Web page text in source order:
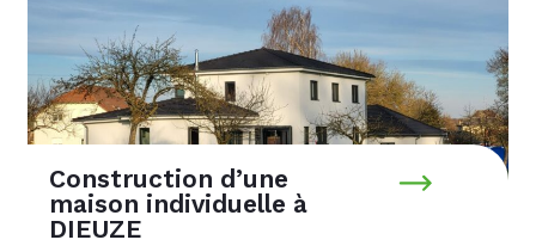
Construction d’une
maison individuelle à
DIEUZE